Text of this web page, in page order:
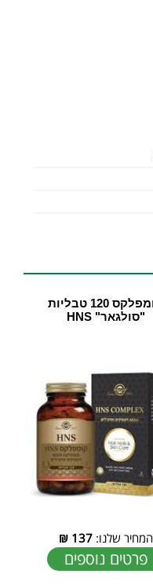
קומפלקס 120 טבליות
"סולגאר" HNS
המחיר שלנו:137
₪
פרטים נוספים